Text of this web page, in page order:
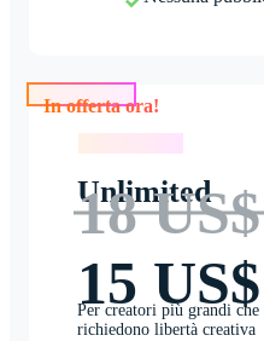
Unlimited
18 US$
15 US$
Per creatori più grandi che
richiedono libertà creativa